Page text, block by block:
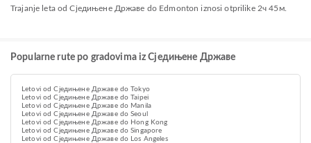
Trajanje leta od Сједињене Државе do Edmonton iznosi otprilike 2ч 45м.
Popularne rute po gradovima iz Сједињене Државе
Letovi od Сједињене Државе do Tokyo
Letovi od Сједињене Државе do Taipei
Letovi od Сједињене Државе do Manila
Letovi od Сједињене Државе do Seoul
Letovi od Сједињене Државе do Hong Kong
Letovi od Сједињене Државе do Singapore
Letovi od Сједињене Државе do Los Angeles